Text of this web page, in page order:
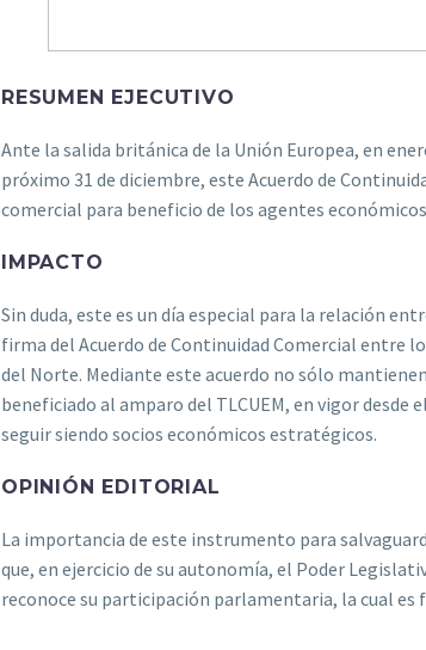
RESUMEN EJECUTIVO
Ante la salida británica de la Unión Europea, en
próximo 31 de diciembre, este Acuerdo de
comercial para beneficio de los agentes
IMPACTO
Sin duda, este es un día especial para la relación
firma del Acuerdo de Continuidad Comercial entre
del Norte. Mediante este acuerdo no sólo
beneficiado al amparo del TLCUEM, en vigor
seguir siendo socios económicos estratégicos.
OPINIÓN EDITORIAL
La importancia de este instrumento para
que, en ejercicio de su autonomía, el Poder
reconoce su participación parlamentaria, la cual